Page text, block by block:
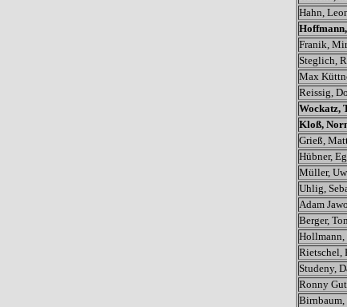
Hahn,
Franik,
Steglich,
Max
Reissig,
Wockatz,
Kloß,
Grieß,
Hübner,
Müller,
Uhlig,
Adam
Berger,
Hollmann,
Rietschel,
Studeny,
Ronny